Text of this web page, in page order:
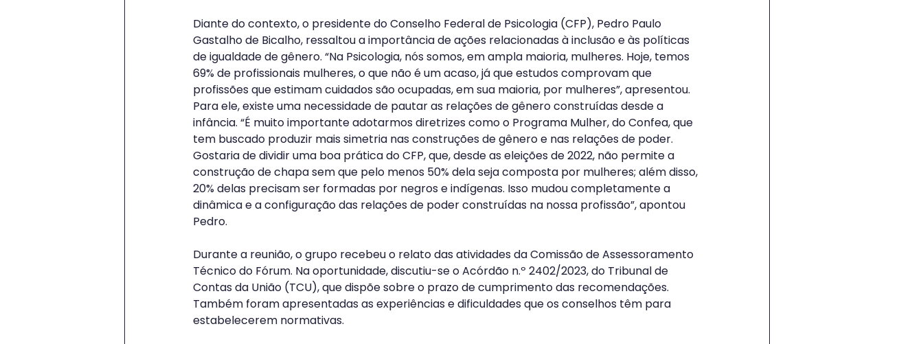
Diante do contexto, o presidente do Conselho Federal de Psicologia (CFP), Pedro Paulo
Gastalho de Bicalho, ressaltou a importância de ações relacionadas à inclusão e às políticas
de igualdade de gênero. “Na Psicologia, nós somos, em ampla maioria, mulheres. Hoje, temos
69% de profissionais mulheres, o que não é um acaso, já que estudos comprovam que
profissões que estimam cuidados são ocupadas, em sua maioria, por mulheres”, apresentou.
Para ele, existe uma necessidade de pautar as relações de gênero construídas desde a
infância. “É muito importante adotarmos diretrizes como o Programa Mulher, do Confea, que
tem buscado produzir mais simetria nas construções de gênero e nas relações de poder.
Gostaria de dividir uma boa prática do CFP, que, desde as eleições de 2022, não permite a
construção de chapa sem que pelo menos 50% dela seja composta por mulheres; além disso,
20% delas precisam ser formadas por negros e indígenas. Isso mudou completamente a
dinâmica e a configuração das relações de poder construídas na nossa profissão”, apontou
Pedro.
Durante a reunião, o grupo recebeu o relato das atividades da Comissão de Assessoramento
Técnico do Fórum. Na oportunidade, discutiu-se o Acórdão n.º 2402/2023, do Tribunal de
Contas da União (TCU), que dispõe sobre o prazo de cumprimento das recomendações.
Também foram apresentadas as experiências e dificuldades que os conselhos têm para
estabelecerem normativas.